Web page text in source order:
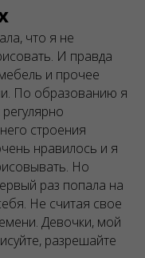
что я не
И правда
и прочее
По образованию я
строения
нравилось и я
Но
раз попала на
Не считая свое
Девочки, мой
разрешайте